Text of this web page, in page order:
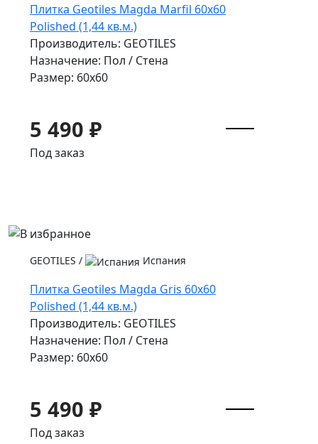
Плитка Geotiles Magda Marfil 60x60
Polished (1,44 кв.м.)
Производитель: GEOTILES
Назначение: Пол / Стена
Размер: 60x60
5 490 ₽
Под заказ
GEOTILES / Испания
Плитка Geotiles Magda Gris 60x60
Polished (1,44 кв.м.)
Производитель: GEOTILES
Назначение: Пол / Стена
Размер: 60x60
5 490 ₽
Под заказ